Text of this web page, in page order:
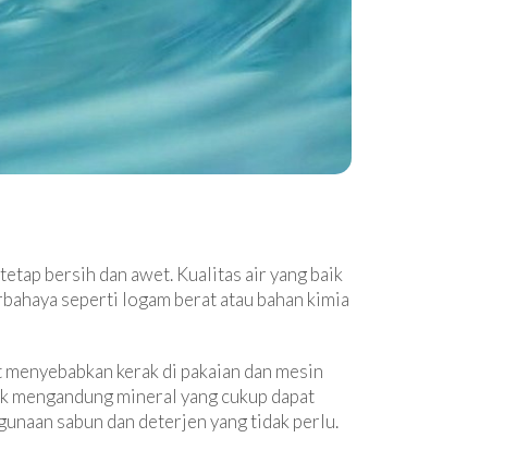
bersih dan awet. Kualitas air yang baik
seperti logam berat atau bahan kimia
kerak di pakaian dan mesin
mengandung mineral yang cukup dapat
sabun dan deterjen yang tidak perlu.